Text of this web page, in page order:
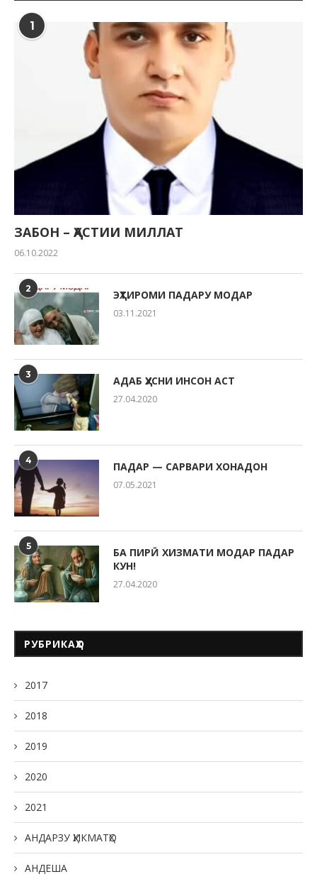
1
ЗАБОН – ҲАСТИИ МИЛЛАТ
06.10.2022
2 ЭҲТИРОМИ ПАДАРУ МОДАР
03.11.2021
3 АДАБ ҲУСНИ ИНСОН АСТ
27.04.2020
4 ПАДАР — САРВАРИ ХОНАДОН
07.05.2021
5
БА ПИРӢ ХИЗМАТИ МОДАР ПАДАР
КУН!
27.04.2020
РУБРИКАҲО
2017
2018
2019
2020
2021
АНДАРЗУ ҲИКМАТҲО
АНДЕША